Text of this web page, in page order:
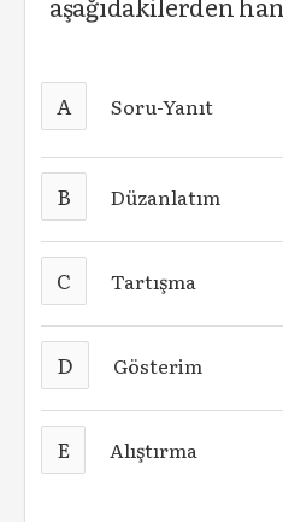
A Soru-Yanıt
B Düzanlatım
C Tartışma
D Gösterim
E Alıştırma